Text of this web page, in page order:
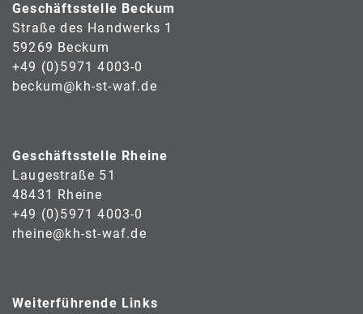
Geschäftsstelle Beckum
Straße des Handwerks 1
59269 Beckum
+49 (0)5971 4003-0
beckum@kh-st-waf.de
Geschäftsstelle Rheine
Laugestraße 51
48431 Rheine
+49 (0)5971 4003-0
rheine@kh-st-waf.de
Weiterführende Links